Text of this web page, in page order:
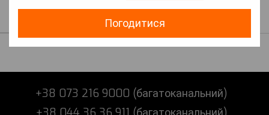
Погодитися
+38 073 216 9000 (багатоканальний)